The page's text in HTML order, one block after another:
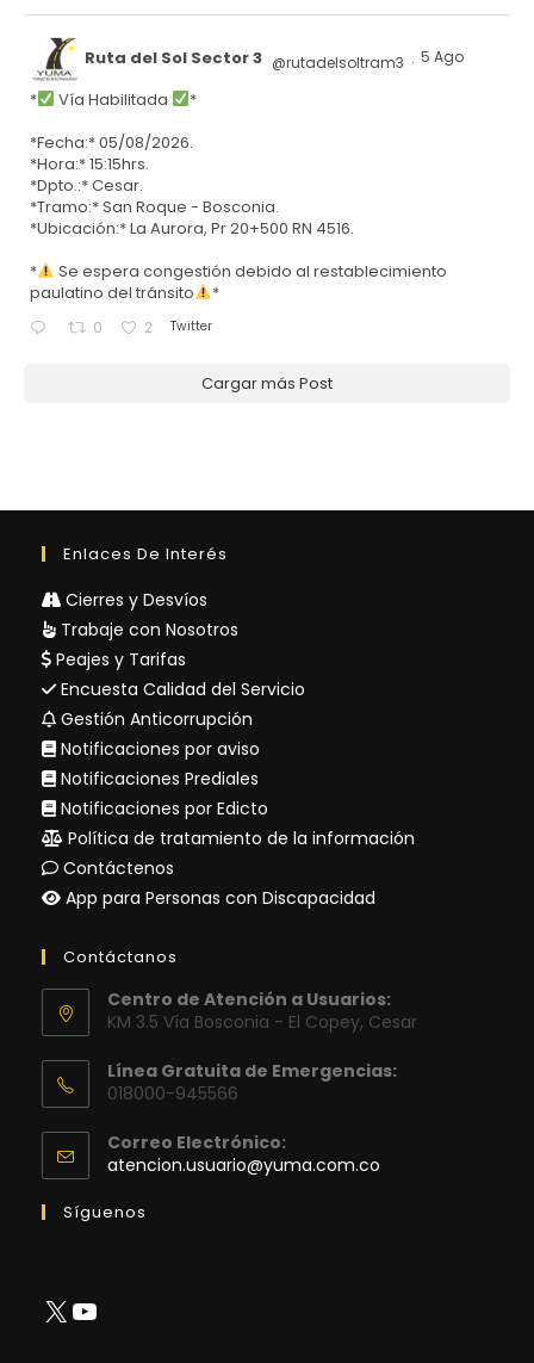
Ruta del Sol Sector 3 @rutadelsoltram3 · 5 Ago
* Vía Habilitada
*
*Fecha:* 05/08/2026.
*Hora:* 15:15hrs.
*Dpto.:* Cesar.
*Tramo:* San Roque - Bosconia.
*Ubicación:* La Aurora, Pr 20+500 RN 4516.
*
Se espera congestión debido al restablecimiento
paulatino del tránsito
*
0 2 Twitter
Cargar más Post
Enlaces De Interés
Cierres y Desvíos
Trabaje con Nosotros
Peajes y Tarifas
Encuesta Calidad del Servicio
Gestión Anticorrupción
Notificaciones por aviso
Notificaciones Prediales
Notificaciones por Edicto
Política de tratamiento de la información
Contáctenos
App para Personas con Discapacidad
Contáctanos
Centro de Atención a Usuarios:
KM 3.5 Vía Bosconia - El Copey, Cesar
Línea Gratuita de Emergencias:
018000-945566
Correo Electrónico:
atencion.usuario@yuma.com.co
Síguenos
X YouTube